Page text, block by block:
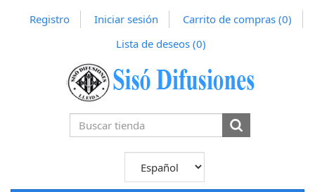
Registro Iniciar sesión Carrito de compras (0)
Lista de deseos (0)